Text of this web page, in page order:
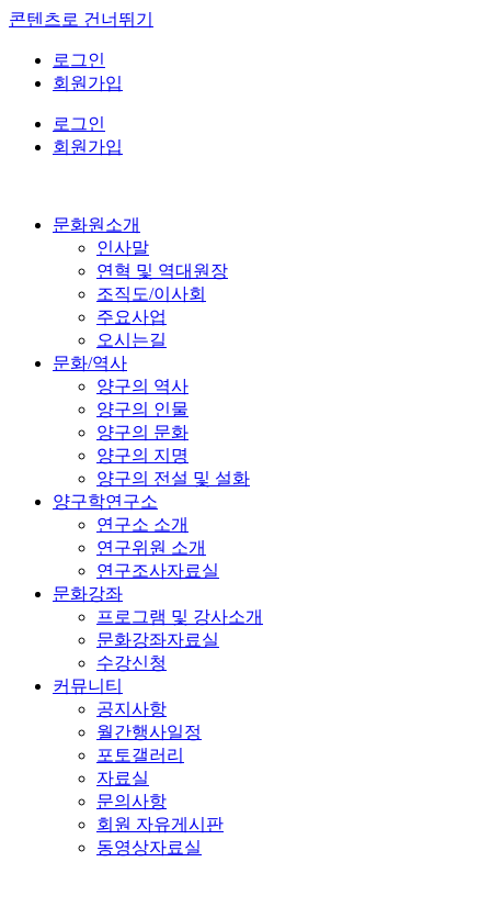
콘텐츠로 건너뛰기
로그인
회원가입
로그인
회원가입
문화원소개
인사말
연혁 및 역대원장
조직도/이사회
주요사업
오시는길
문화/역사
양구의 역사
양구의 인물
양구의 문화
양구의 지명
양구의 전설 및 설화
양구학연구소
연구소 소개
연구위원 소개
연구조사자료실
문화강좌
프로그램 및 강사소개
문화강좌자료실
수강신청
커뮤니티
공지사항
월간행사일정
포토갤러리
자료실
문의사항
회원 자유게시판
동영상자료실